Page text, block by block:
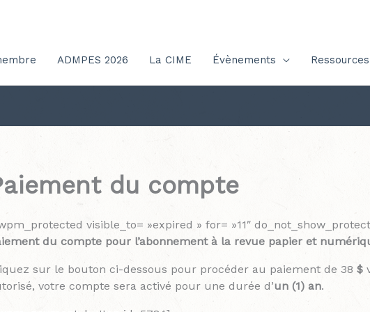
ADMPES 2026 La CIME Évènements Ressources
du compte
visible_to= »expired » for= »11″
du compte pour l’abonnement à la revue papier et
sur le bouton ci-dessous pour procéder au paiement de 38 $
votre compte sera activé pour une durée d’un (1) an.